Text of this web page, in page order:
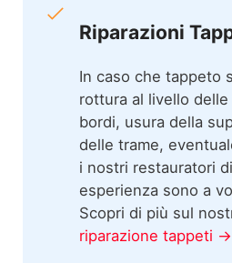
Riparazioni
In caso che tappeto
rottura al livello
bordi, usura della
delle trame,
i nostri restauratori
esperienza sono a
Scopri di più sul
riparazione tappeti →